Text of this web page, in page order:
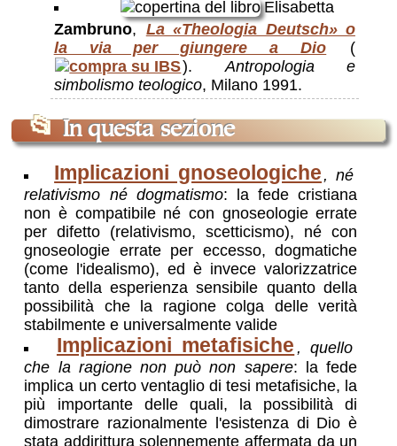
Elisabetta
Zambruno, La «Theologia Deutsch» o
la via per giungere a Dio (
). Antropologia e
simbolismo teologico, Milano 1991.
📂 In questa sezione
Implicazioni gnoseologiche , né
relativismo né dogmatismo: la fede cristiana
non è compatibile né con gnoseologie errate
per difetto (relativismo, scetticismo), né con
gnoseologie errate per eccesso, dogmatiche
(come l'idealismo), ed è invece valorizzatrice
tanto della esperienza sensibile quanto della
possibilità che la ragione colga delle verità
stabilmente e universalmente valide
Implicazioni metafisiche , quello
che la ragione non può non sapere: la fede
implica un certo ventaglio di tesi metafisiche, la
più importante delle quali, la possibilità di
dimostrare razionalmente l'esistenza di Dio è
stata addirittura solennemente affermata da un